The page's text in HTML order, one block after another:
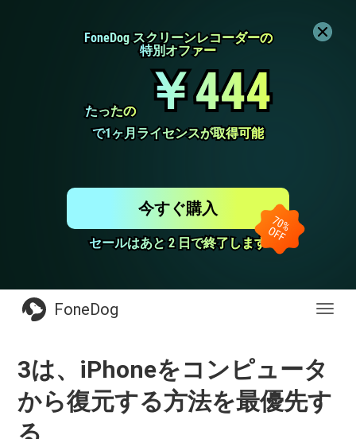
FoneDog スクリーンレコーダーの
FoneDog スクリーンレコーダーの
特別オファー
特別オファー
たったの
たったの ￥444
￥444
で1ヶ月ライセンスが取得可能
で1ヶ月ライセンスが取得可能
セールはあと 2 日で終了します
セールはあと 2 日で終了します
今すぐ購入
FoneDog
3は、iPhoneをコンピュータ
から復元する方法を最優先す
る